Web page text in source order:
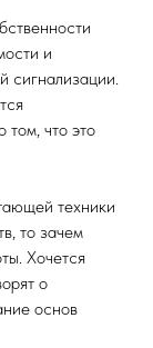
и
сигнализации.
что это
техники
то зачем
Хочется
о
основ